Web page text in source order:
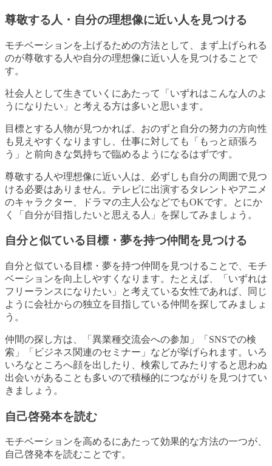
尊敬する人・自分の理想像に近い人を見つける
モチベーションを上げるための方法として、まず上げられる
のが尊敬する人や自分の理想像に近い人を見つけることで
す。
社会人として生きていくにあたって「いずれはこんな人のよ
うになりたい」と考える方は多いと思います。
目標とする人物が見つかれば、おのずと自分の努力の方向性
も見えやすくなりますし、仕事に対しても「もっと頑張ろ
う」と前向きな気持ちで臨めるようになるはずです。
尊敬する人や理想像に近い人は、必ずしも自分の周囲で見つ
ける必要はありません。テレビに出演するタレントやアニメ
のキャラクター、ドラマの主人公などでもOKです。とにか
く「自分が目指したいと思える人」を探してみましょう。
自分と似ている目標・夢を持つ仲間を見つける
自分と似ている目標・夢を持つ仲間を見つけることで、モチ
ベーションを向上しやすくなります。たとえば、「いずれは
フリーランスになりたい」と考えている女性であれば、同じ
ように会社からの独立を目指している仲間を探してみましょ
う。
仲間の探し方は、「異業種交流会への参加」「SNSでの検
索」「ビジネス関連のセミナー」などが挙げられます。いろ
いろなところへ顔を出したり、検索してみたりすると思わぬ
出会いがあることも多いので積極的につながりを見つけてい
きましょう。
自己啓発本を読む
モチベーションを高めるにあたって効果的な方法の一つが、
自己啓発本を読むことです。